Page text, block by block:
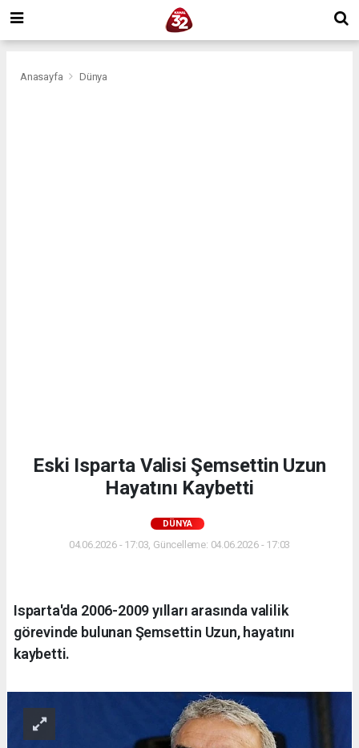
Anasayfa Dünya
Eski Isparta Valisi Şemsettin Uzun
Hayatını Kaybetti
DÜNYA
04.06.2026 - 17:03, Güncelleme: 04.06.2026 - 17:03
Isparta'da 2006-2009 yılları arasında valilik
görevinde bulunan Şemsettin Uzun, hayatını
kaybetti.